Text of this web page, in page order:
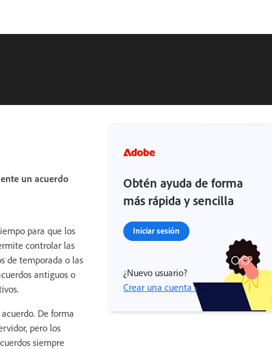
un acuerdo
para que los
controlar las
de temporada o las
antiguos o
De forma
pero los
siempre
Obtén ayuda de forma
más rápida y sencilla
Iniciar sesión
¿Nuevo usuario?
Crear una cuenta ›